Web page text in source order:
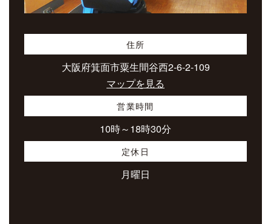
住所
大阪府箕面市粟生間谷西2-6-2-109
マップを見る
営業時間
10時～18時30分
定休日
月曜日